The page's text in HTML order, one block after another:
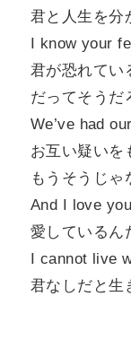
君と人生を分
I know your
君が恐れてい
だってそうだ
We’ve had
お互い疑いを
もうそうじゃ
And I love
愛しているん
I cannot live
君なしだと生